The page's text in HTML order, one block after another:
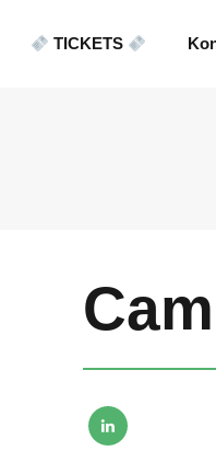
TICKETS